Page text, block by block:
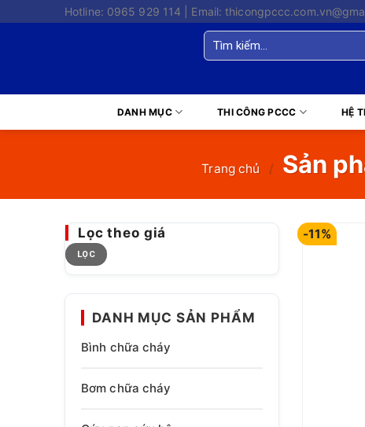
Hotline: 0965 929 114 | Email:
Tìm
kiếm:
DANH MỤC THI CÔNG PCCC HỆ
Trang chủ / Sản
Lọc theo giá
Giá
tối
thiểu
Giá
tối
đa
LỌC
DANH MỤC SẢN PHẨM
Bình chữa cháy
Bơm chữa cháy
-11%